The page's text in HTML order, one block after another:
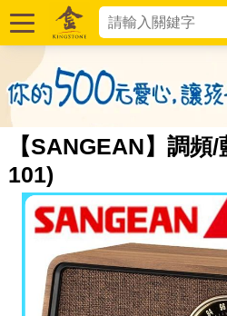
【SANGEAN】調頻
101)